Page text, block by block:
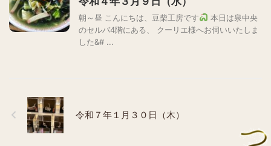
朝～昼 こんにちは、豆柴工房です
本日は泉中央
のセルバ4階にある、 クーリエ様へお伺いいたしま
した&# ...
令和７年１月３０日（木）